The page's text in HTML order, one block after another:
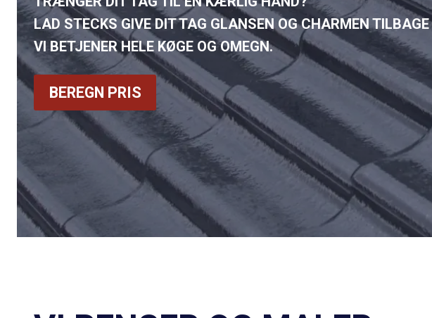
LAD STECKS GIVE DIT TAG GLANSEN OG CHARMEN
VI BETJENER HELE KØGE OG OMEGN.
BEREGN PRIS